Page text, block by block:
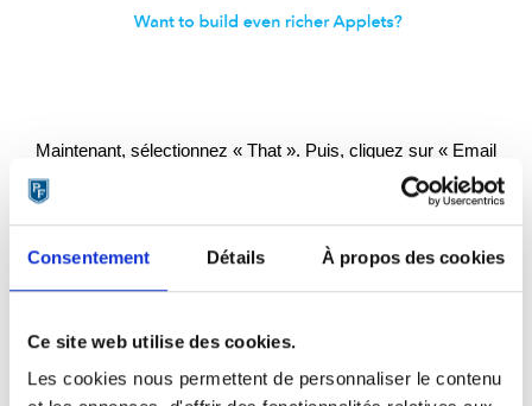
Consentement Détails À propos des cookies
Ce site web utilise des cookies.
Les cookies nous permettent de personnaliser le contenu
Maintenant, sélectionnez « That ». Puis, cliquez sur « Email
» :